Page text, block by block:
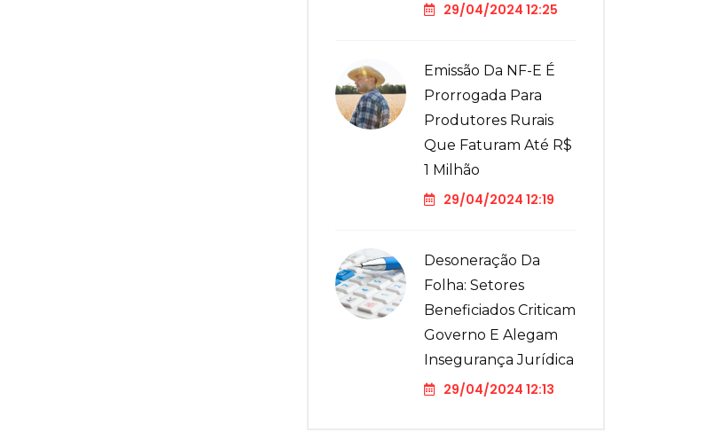
29/04/2024 12:25
Emissão Da NF-E É
Prorrogada Para
Produtores Rurais
Que Faturam Até R$
1 Milhão
29/04/2024 12:19
Desoneração Da
Folha: Setores
Beneficiados Criticam
Governo E Alegam
Insegurança Jurídica
29/04/2024 12:13